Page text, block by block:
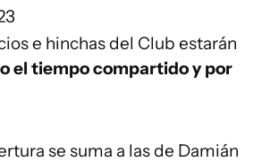
e hinchas del Club estarán
el tiempo compartido y por
se suma a las de Damián